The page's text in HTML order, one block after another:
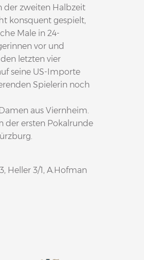
der zweiten Halbzeit
konsquent gespielt,
Male in 24-
vor und
letzten vier
seine US-Importe
Spielerin noch
aus Viernheim.
der ersten Pokalrunde
Heller 3/1, A.Hofman